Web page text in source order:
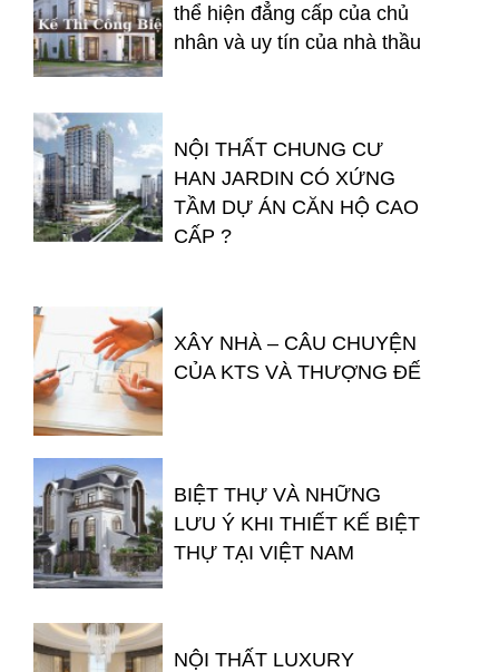
thể hiện đẳng cấp của chủ
nhân và uy tín của nhà thầu
NỘI THẤT CHUNG CƯ
HAN JARDIN CÓ XỨNG
TẦM DỰ ÁN CĂN HỘ CAO
CẤP ?
XÂY NHÀ – CÂU CHUYỆN
CỦA KTS VÀ THƯỢNG ĐẾ
BIỆT THỰ VÀ NHỮNG
LƯU Ý KHI THIẾT KẾ BIỆT
THỰ TẠI VIỆT NAM
NỘI THẤT LUXURY